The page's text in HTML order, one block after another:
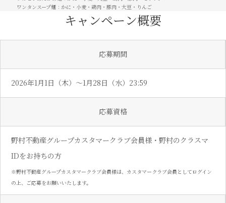
ワンタンスープ麺：かに・小麦・鶏肉・豚肉・大豆・りんご
キャンペーン概要
応募期間
2026年1⽉1⽇（⽊）〜1⽉28⽇（⽔）23:59
応募資格
野村不動産グループカスタマークラブ会員様・野村のクラスマ
IDをお持ちの⽅
※野村不動産グループカスタマークラブ会員様は、カスタマークラブ会員としてログイン
の上、ご応募をお願いいたします。